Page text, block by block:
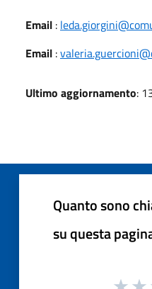
Email :
Email :
Ultimo aggiornamento:
Quanto sono
su questa